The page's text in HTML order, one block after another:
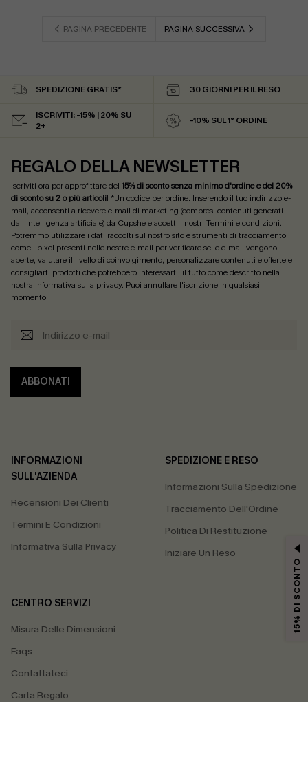
PAGINA PRECEDENTE PAGINA SUCCESSIVA
SPEDIZIONE GRATIS* 30 GIORNI PER IL RESO
ISCRIVITI: -15% | 20% SU
2+
-10% SUL 1° ORDINE
REGALO DELLA NEWSLETTER
Iscriviti ora per approfittare del 15% di sconto senza minimo d'ordine e del 20%
di sconto su 2 o più articoli! *Un codice per ordine. Inserendo il tuo indirizzo e-
mail, acconsenti a ricevere e-mail di marketing (compresi contenuti generati
dall'intelligenza artificiale) da Cupshe e accetti i nostri Termini e condizioni.
Potremmo utilizzare i dati raccolti sul nostro sito e strumenti di tracciamento
come i pixel presenti nelle nostre e-mail per verificare se le e-mail vengono
aperte, valutare il livello di coinvolgimento, personalizzare contenuti e offerte e
consigliarti prodotti che potrebbero interessarti, il tutto come descritto nella
nostra Informativa sulla privacy. Puoi annullare l'iscrizione in qualsiasi
momento.
ABBONATI
INFORMAZIONI
SULL'AZIENDA
Recensioni Dei Clienti
Termini E Condizioni
Informativa Sulla Privacy
SPEDIZIONE E RESO
Informazioni Sulla Spedizione
Tracciamento Dell'Ordine
Politica Di Restituzione
Iniziare Un Reso
CENTRO SERVIZI
Misura Delle Dimensioni
Faqs
Contattateci
Carta Regalo
15% DI SCONTO